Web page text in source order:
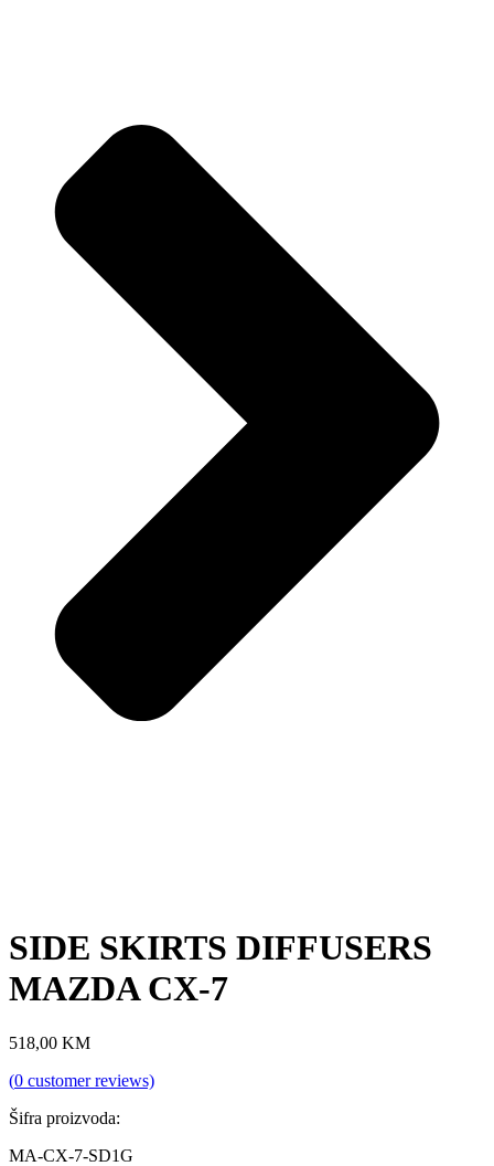
SIDE SKIRTS DIFFUSERS
MAZDA CX-7
518,00 KM
(0 customer reviews)
Šifra proizvoda:
MA-CX-7-SD1G